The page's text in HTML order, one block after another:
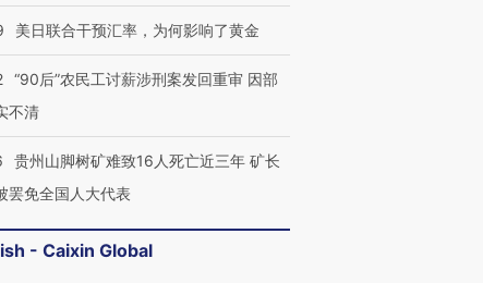
美日联合干预汇率，为何影响了黄金
“90后”农民工讨薪涉刑案发回重审 因部
不清
贵州山脚树矿难致16人死亡近三年 矿长
罢免全国人大代表
- Caixin Global